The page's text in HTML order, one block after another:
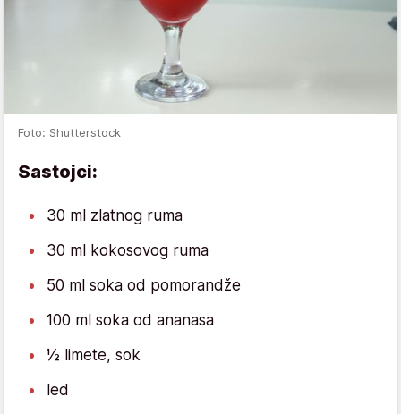
Foto: Shutterstock
Sastojci:
30 ml zlatnog ruma
30 ml kokosovog ruma
50 ml soka od pomorandže
100 ml soka od ananasa
½ limete, sok
led